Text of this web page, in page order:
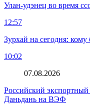
Улан-удэнец во время
12:57
Зурхай на сегодня: кому
10:02
07.08.2026
Российский экспортный
Даньдань на ВЭФ